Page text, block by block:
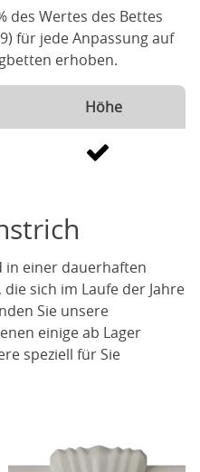
des Wertes des Bettes
für jede Anpassung auf
erhoben.
Höhe
in einer dauerhaften
sich im Laufe der Jahre
Sie unsere
einige ab Lager
speziell für Sie